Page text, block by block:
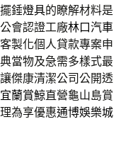
錘燈具的瞭解材料是
會認證工廠林口汽車
製化個人貸款專案申
當物及急需多樣式最
傑康清潔公司公開透
宜蘭賞鯨直營龜山島賞
為享優惠通博娛樂城